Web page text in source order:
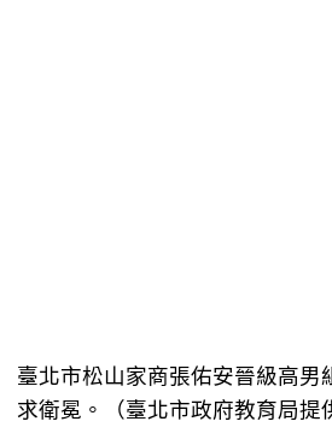
臺北市松山家商張佑安晉級高男
求衛冕。（臺北市政府教育局提